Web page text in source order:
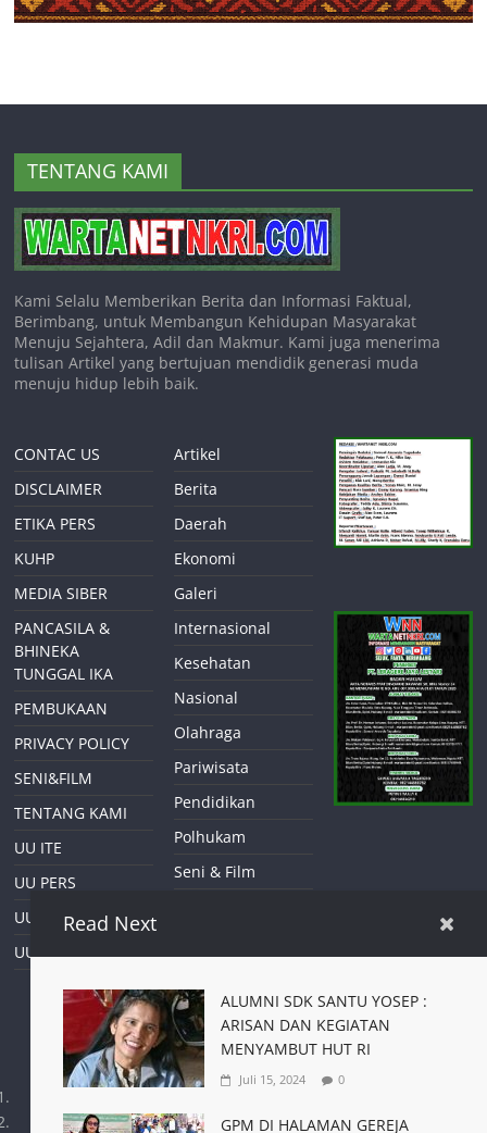
TENTANG KAMI
Kami Selalu Memberikan Berita dan Informasi Faktual,
Berimbang, untuk Membangun Kehidupan Masyarakat
Menuju Sejahtera, Adil dan Makmur. Kami juga menerima
tulisan Artikel yang bertujuan mendidik generasi muda
menuju hidup lebih baik.
CONTAC US
DISCLAIMER
ETIKA PERS
KUHP
MEDIA SIBER
PANCASILA &
BHINEKA
TUNGGAL IKA
PEMBUKAAN
PRIVACY POLICY
SENI&FILM
TENTANG KAMI
UU ITE
UU PERS
UU TIPIKOR
UU&PERS
Artikel
Berita
Daerah
Ekonomi
Galeri
Internasional
Kesehatan
Nasional
Olahraga
Pariwisata
Pendidikan
Polhukam
Seni & Film
https://wordpress.com
Read Next
ALUMNI SDK SANTU YOSEP :
ARISAN DAN KEGIATAN
MENYAMBUT HUT RI
Juli 15, 2024 0
GPM DI HALAMAN GEREJA